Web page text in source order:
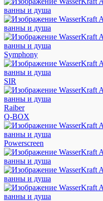
Symphony
SIR
Raiber
Q-BOX
Powerscreen